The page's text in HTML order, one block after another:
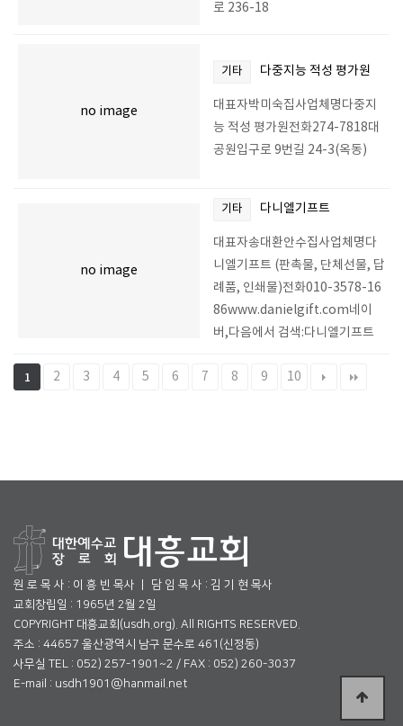
로 236-18
no image
기타 다중지능 적성 평가원
대표자박미숙집사업체명다중지
능 적성 평가원전화274-7818대
공원입구로 9번길 24-3(옥동)
no image
기타 다니엘기프트
대표자송대환안수집사업체명다
니엘기프트 (판촉물, 단체선물, 답
례품, 인쇄물)전화010-3578-16
86www.danielgift.com네이
버,다음에서 검색:다니엘기프트
1 2 3 4 5 6 7 8 9 10
원 로 목 사 : 이 흥 빈 목사 ㅣ 담 임 목 사 : 김 기 현 목사
교회창립일 : 1965년 2월 2일
COPYRIGHT 대흥교회(usdh.org). All RIGHTS RESERVED.
주소 : 44657 울산광역시 남구 문수로 461(신정동)
사무실 TEL : 052) 257-1901~2 / FAX : 052) 260-3037
E-mail : usdh1901@hanmail.net